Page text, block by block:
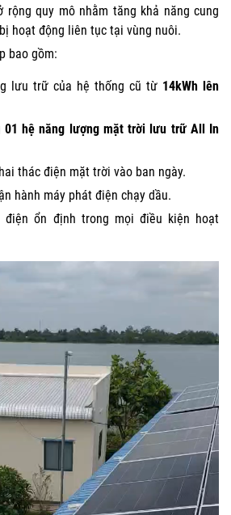
quy mô nhằm tăng khả năng cung
hoạt động liên tục tại vùng nuôi.
bao gồm:
lưu trữ của hệ thống cũ từ 14kWh lên
01 hệ năng lượng mặt trời lưu trữ All In
thác điện mặt trời vào ban ngày.
hành máy phát điện chạy dầu.
điện ổn định trong mọi điều kiện hoạt